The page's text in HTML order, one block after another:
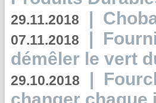
29.11.2018 |
07.11.2018 |
démêler le vert
29.10.2018 |